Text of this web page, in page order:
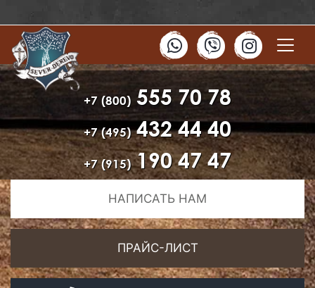
+7 (800) 555 70 78
+7 (495)432 44 40
+7 (915)190 47 47
НАПИСАТЬ НАМ
ПРАЙС-ЛИСТ